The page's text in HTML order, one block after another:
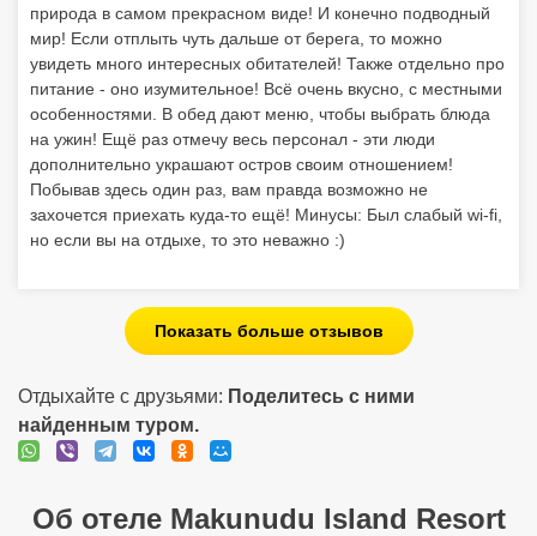
природа в самом прекрасном виде! И конечно подводный
мир! Если отплыть чуть дальше от берега, то можно
увидеть много интересных обитателей! Также отдельно про
питание - оно изумительное! Всё очень вкусно, с местными
особенностями. В обед дают меню, чтобы выбрать блюда
на ужин! Ещё раз отмечу весь персонал - эти люди
дополнительно украшают остров своим отношением!
Побывав здесь один раз, вам правда возможно не
захочется приехать куда-то ещё! Минусы: Был слабый wi-fi,
но если вы на отдыхе, то это неважно :)
Показать больше отзывов
Отдыхайте с друзьями: Поделитесь с ними
найденным туром.
Об отеле Makunudu Island Resort